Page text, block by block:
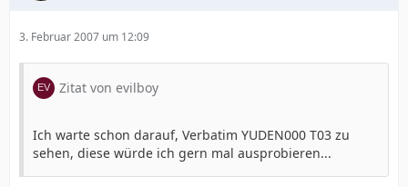
3. Februar 2007 um 12:09
Zitat von evilboy
Ich warte schon darauf, Verbatim YUDEN000 T03 zu
sehen, diese würde ich gern mal ausprobieren...